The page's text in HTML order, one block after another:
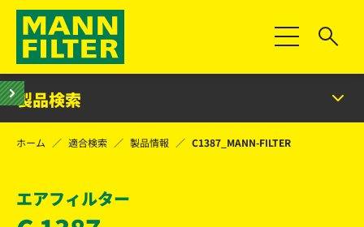
Toggle
製品検索
ホーム 適合検索 製品情報 C1387_MANN-FILTER
エアフィルター